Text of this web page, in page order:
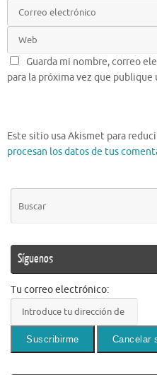
Guarda mi nombre, correo
para la próxima vez que
Este sitio usa Akismet para
procesan los datos de tus
Síguenos
Tu correo electrónico: